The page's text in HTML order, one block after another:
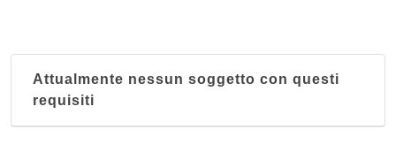
Attualmente nessun soggetto con questi
requisiti